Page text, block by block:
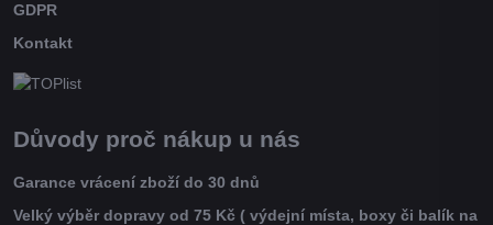
GDPR
Kontakt
Důvody proč nákup u nás
Garance vrácení zboží do 30 dnů
Velký výběr dopravy od 75 Kč ( výdejní místa, boxy či balík na